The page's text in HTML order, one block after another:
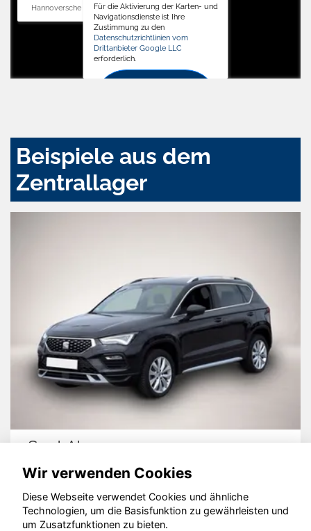
Hannoversche Str. 34, 31688 Nienstädt
Für die Aktivierung der Karten- und
Navigationsdienste ist Ihre
Zustimmung zu den
Datenschutzrichtlinien vom
Drittanbieter Google LLC
erforderlich.
Beispiele aus dem
Zentrallager
Seat Ateca
© konjunkturmotor.de GmbH 2020 - 2026
Wir verwenden Cookies
Diese Webseite verwendet Cookies und ähnliche
Technologien, um die Basisfunktion zu gewährleisten und
um Zusatzfunktionen zu bieten.